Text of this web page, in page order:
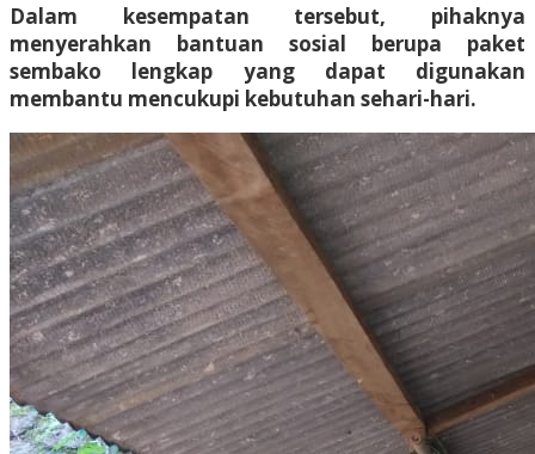
Dalam kesempatan tersebut, pihaknya
menyerahkan bantuan sosial berupa paket
sembako lengkap yang dapat digunakan
membantu mencukupi kebutuhan sehari-hari.